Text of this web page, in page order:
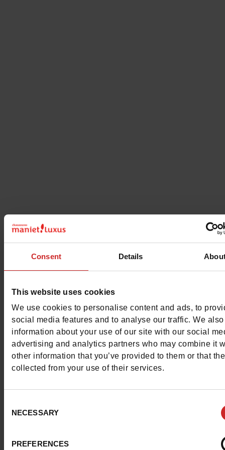
Consent Details
This website uses cookies
We use cookies to personalise content and ads, to
social media features and to analyse our traffic. We
information about your use of our site with our social
advertising and analytics partners who may combine it
other information that you’ve provided to them or that
collected from your use of their services.
Selection
NECESSARY
PREFERENCES
Hexagonaest une marque française spécialisée dans la
sacs et portefeuilles Hexagona
praticité et leur qualité.
La marque veille à diversifier ses modèles de sacs à
trouverez donc des sacs et portefeuilles Hexagona aux
couleurs et matières différentes. Dans les rayons de nos
Chaussures Maniet ! Luxus
Hexagona qui vous convient et qui complètera votre